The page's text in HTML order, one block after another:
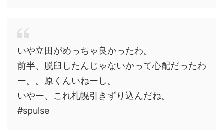
いや立田がめっちゃ良かったわ。
前半、脱臼したんじゃないかって心配だったわ
ー。。原くんいねーし。
いやー、これ札幌引きずり込んだね。
#spulse